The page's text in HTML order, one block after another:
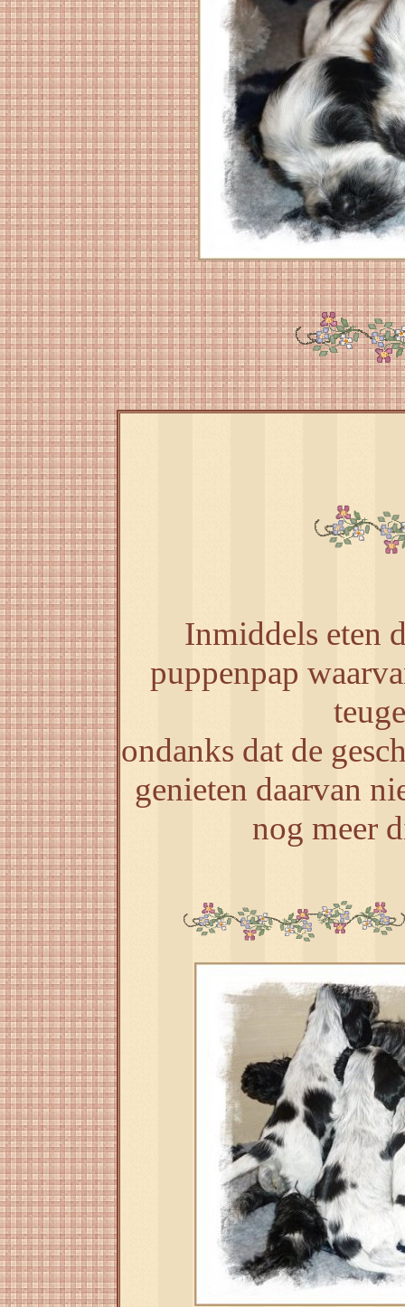
Inmiddels eten
puppenpap
ondanks dat de
genieten daarvan
nog meer